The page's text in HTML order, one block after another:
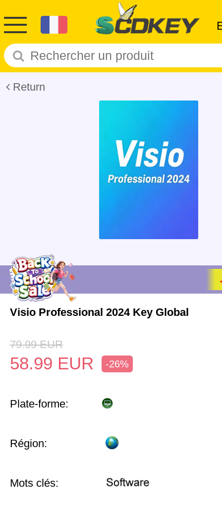
Return
Visio Professional 2024 Key Global
79.99 EUR
58.99 EUR -26%
Plate-forme:
Région:
Mots clés: